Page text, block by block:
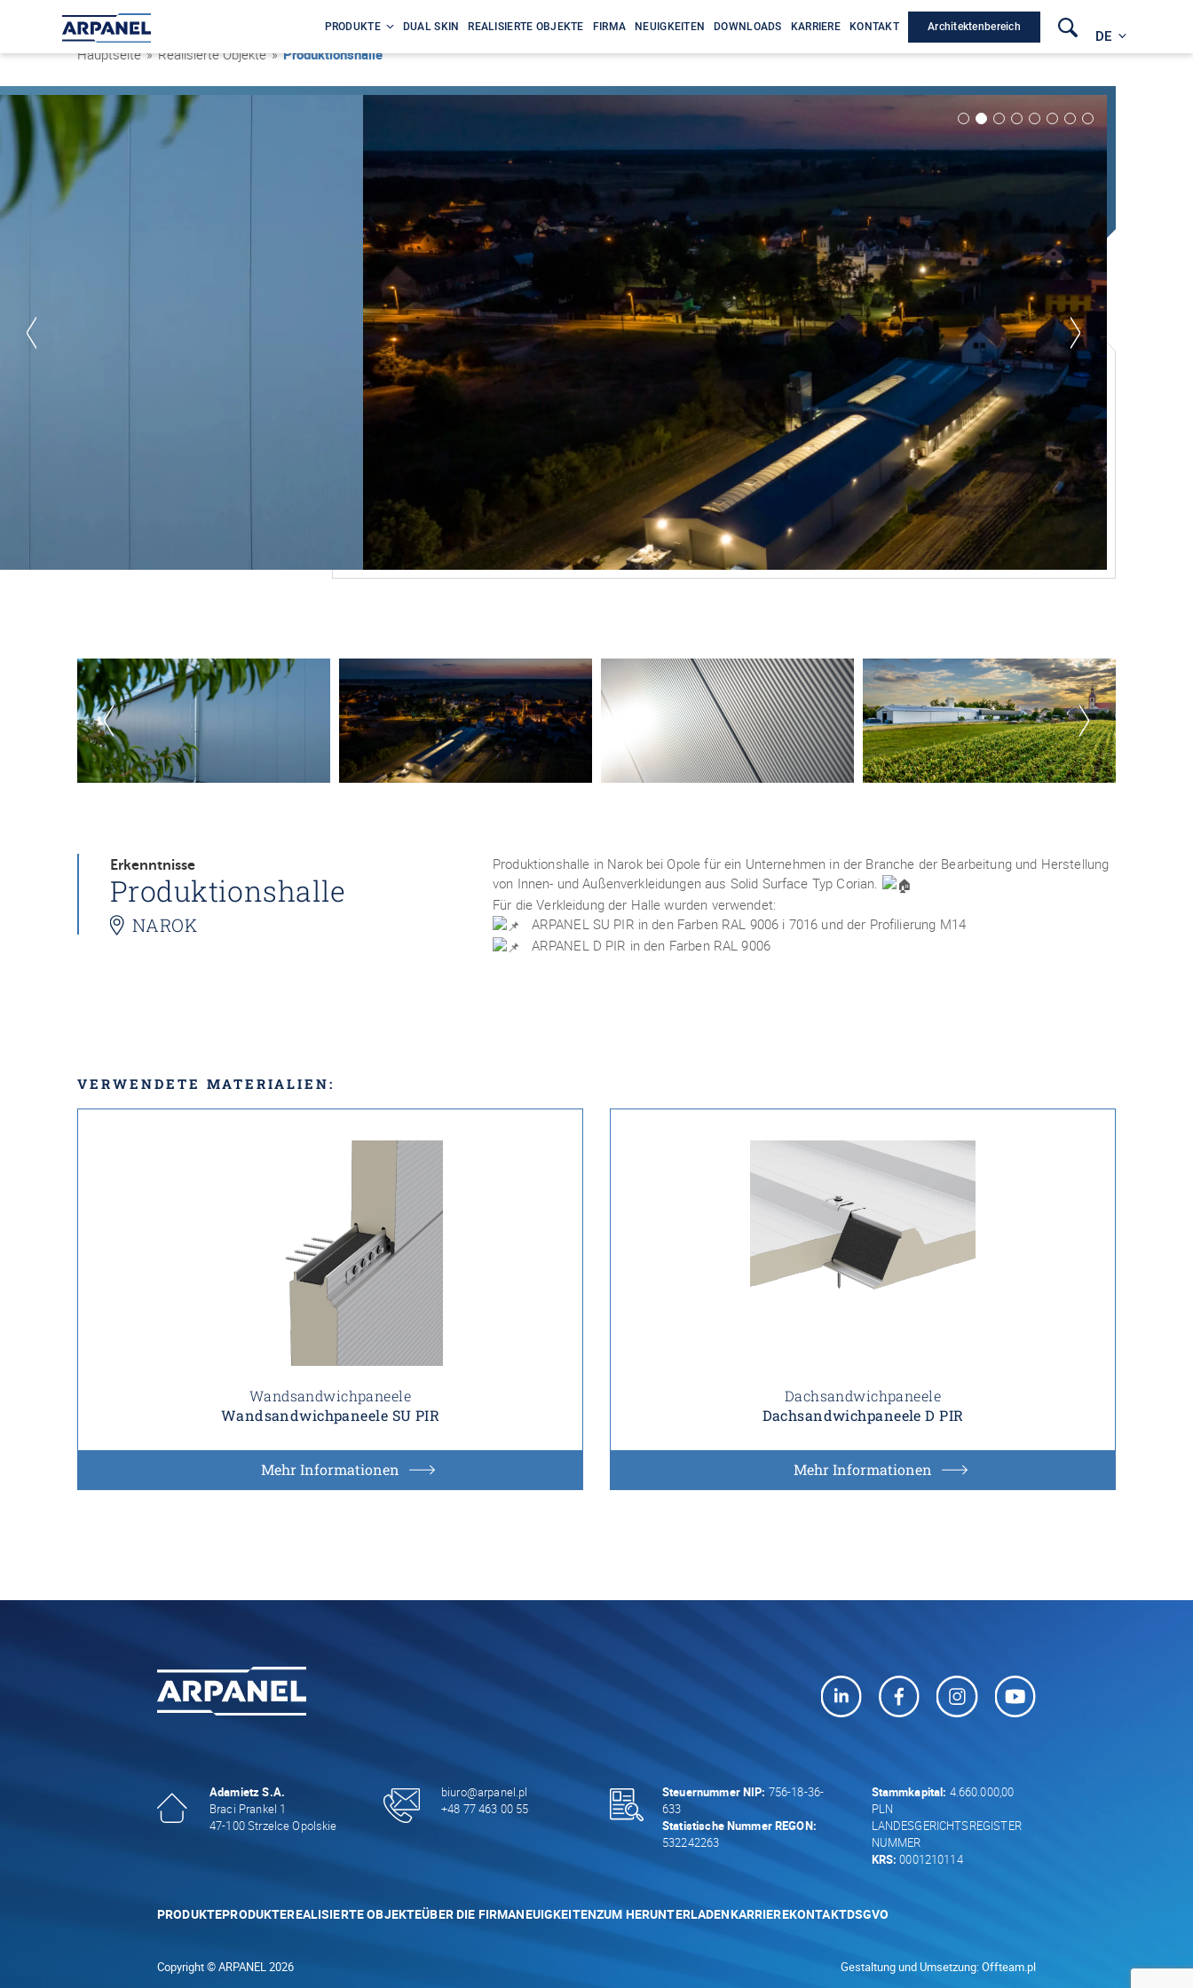
PRODUKTE DUAL SKIN REALISIERTE OBJEKTE FIRMA NEUIGKEITEN DOWNLOADS KARRIERE KONTAKT Architektenbereich
DE
Hauptseite » Realisierte Objekte »Produktionshalle
Erkenntnisse
Produktionshalle
NAROK
Produktionshalle in Narok bei Opole für ein Unternehmen in der Branche der Bearbeitung und Herstellung
von Innen- und Außenverkleidungen aus Solid Surface Typ Corian.
Für die Verkleidung der Halle wurden verwendet:
ARPANEL SU PIR in den Farben RAL 9006 i 7016 und der Profilierung M14
ARPANEL D PIR in den Farben RAL 9006
VERWENDETE MATERIALIEN:
Wandsandwichpaneele
Wandsandwichpaneele SU PIR
Mehr Informationen
Dachsandwichpaneele
Dachsandwichpaneele D PIR
Mehr Informationen
Adamietz S.A.
Braci Prankel 1
47-100 Strzelce Opolskie
biuro@arpanel.pl
+48 77 463 00 55
Steuernummer NIP: 756-18-36-
633
Statistische Nummer REGON:
532242263
Stammkapital: 4.660.000,00
PLN
LANDESGERICHTSREGISTER
NUMMER
KRS: 0001210114
PRODUKTEPRODUKTEREALISIERTE OBJEKTEÜBER DIE FIRMANEUIGKEITENZUM HERUNTERLADENKARRIEREKONTAKTDSGVO
Copyright © ARPANEL 2026 Gestaltung und Umsetzung:Offteam.pl